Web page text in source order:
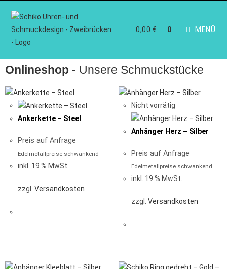
0,00€ 0 MENÜ
Onlineshop - Unsere Schmuckstücke
Ankerkette – Steel
Preis auf Anfrage
Edelmetallpreise schwankend
inkl. 19 % MwSt.
zzgl. Versandkosten
Nicht vorrätig
Anhänger Herz – Silber
Preis auf Anfrage
Edelmetallpreise schwankend
inkl. 19 % MwSt.
zzgl. Versandkosten